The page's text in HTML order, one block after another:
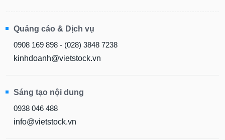
Quảng cáo & Dịch vụ
0908 169 898 - (028) 3848 7238
kinhdoanh@vietstock.vn
Sáng tạo nội dung
0938 046 488
info@vietstock.vn